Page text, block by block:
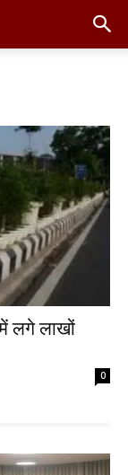
लगे लाखों
0